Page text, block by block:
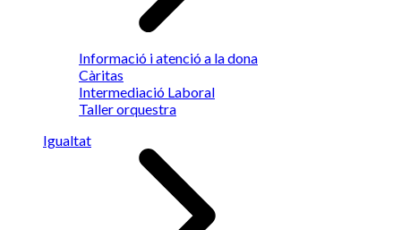
Informació i atenció a la dona
Càritas
Intermediació Laboral
Taller orquestra
Igualtat